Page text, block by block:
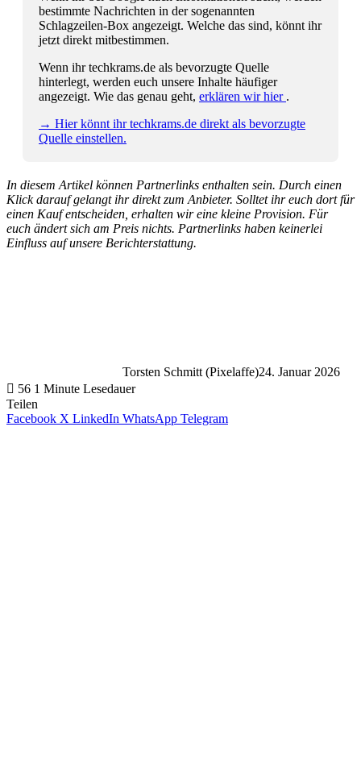
bestimmte Nachrichten in der sogenannten
Schlagzeilen-Box angezeigt. Welche das sind, könnt ihr
jetzt direkt mitbestimmen.
Wenn ihr techkrams.de als bevorzugte Quelle
hinterlegt, werden euch unsere Inhalte häufiger
angezeigt. Wie das genau geht, erklären wir hier .
→ Hier könnt ihr techkrams.de direkt als bevorzugte
Quelle einstellen.
In diesem Artikel können Partnerlinks enthalten sein. Durch einen
Klick darauf gelangt ihr direkt zum Anbieter. Solltet ihr euch dort für
einen Kauf entscheiden, erhalten wir eine kleine Provision. Für
euch ändert sich am Preis nichts. Partnerlinks haben keinerlei
Einfluss auf unsere Berichterstattung.
Torsten Schmitt (Pixelaffe)24. Januar 2026
56 1 Minute Lesedauer
Teilen
Facebook X LinkedIn WhatsApp Telegram